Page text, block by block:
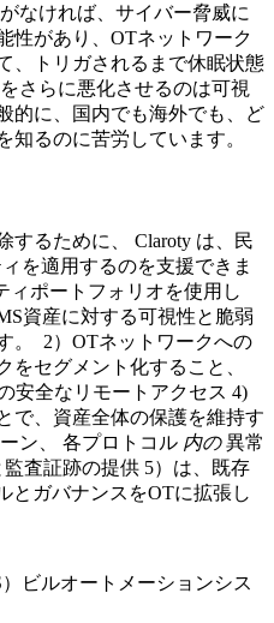
なければ、サイバー脅威に
性があり、OTネットワーク
、トリガされるまで休眠状態
さらに悪化させるのは可視
的に、国内でも海外でも、ど
知るのに苦労しています。
するために、 Claroty は、民
を適用するのを支援できま
ィポートフォリオを使用し
資産に対する可視性と脆弱
。 2）OTネットワークへの
をセグメント化すること、
安全なリモートアクセス 4)
で、資産全体の保護を維持す
ン、 各プロトコル 内の異常
査証跡の提供 5）は、既存
とガバナンスをOTに拡張し
ビルオートメーションシス